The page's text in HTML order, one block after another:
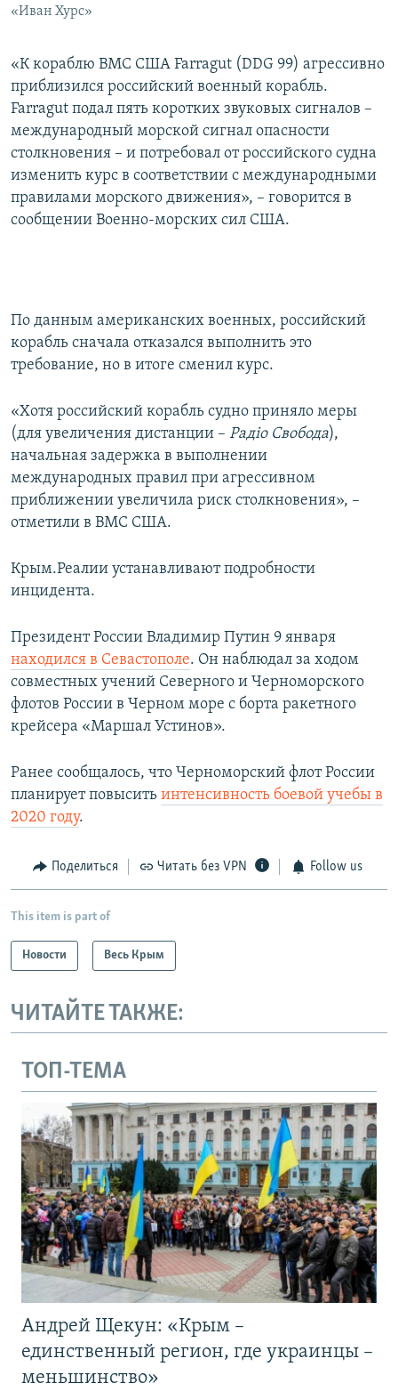
«Иван Хурс»
«К кораблю ВМС США Farragut (DDG 99) агрессивно
приблизился российский военный корабль.
Farragut подал пять коротких звуковых сигналов –
международный морской сигнал опасности
столкновения – и потребовал от российского судна
изменить курс в соответствии с международными
правилами морского движения», – говорится в
сообщении Военно-морских сил США.
По данным американских военных, российский
корабль сначала отказался выполнить это
требование, но в итоге сменил курс.
«Хотя российский корабль судно приняло меры
(для увеличения дистанции – Радіо Свобода),
начальная задержка в выполнении
международных правил при агрессивном
приближении увеличила риск столкновения», –
отметили в ВМС США.
Крым.Реалии устанавливают подробности
инцидента.
Президент России Владимир Путин 9 января
находился в Севастополе. Он наблюдал за ходом
совместных учений Северного и Черноморского
флотов России в Черном море с борта ракетного
крейсера «Маршал Устинов».
Ранее сообщалось, что Черноморский флот России
планирует повысить интенсивность боевой учебы в
2020 году.
Поделиться Читать без VPN Follow us
This item is part of
Новости Весь Крым
ЧИТАЙТЕ ТАКЖЕ:
ТОП-ТЕМА
Андрей Щекун: «Крым –
единственный регион, где украинцы –
меньшинство»